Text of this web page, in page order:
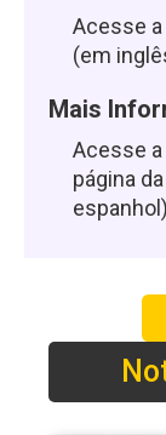
Acesse
(em
Mais
Acesse
página da